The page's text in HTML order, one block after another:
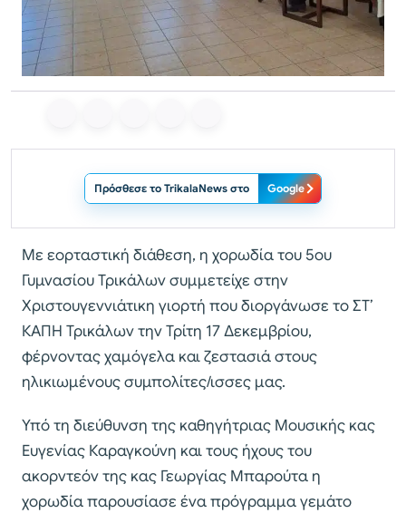
Πρόσθεσε το TrikalaNews στο Google
Με εορταστική διάθεση, η χορωδία του 5ου
Γυμνασίου Τρικάλων συμμετείχε στην
Χριστουγεννιάτικη γιορτή που διοργάνωσε το ΣΤ’
ΚΑΠΗ Τρικάλων την Τρίτη 17 Δεκεμβρίου,
φέρνοντας χαμόγελα και ζεστασιά στους
ηλικιωμένους συμπολίτες/ισσες μας.
Υπό τη διεύθυνση της καθηγήτριας Μουσικής κας
Ευγενίας Καραγκούνη και τους ήχους του
ακορντεόν της κας Γεωργίας Μπαρούτα η
χορωδία παρουσίασε ένα πρόγραμμα γεμάτο